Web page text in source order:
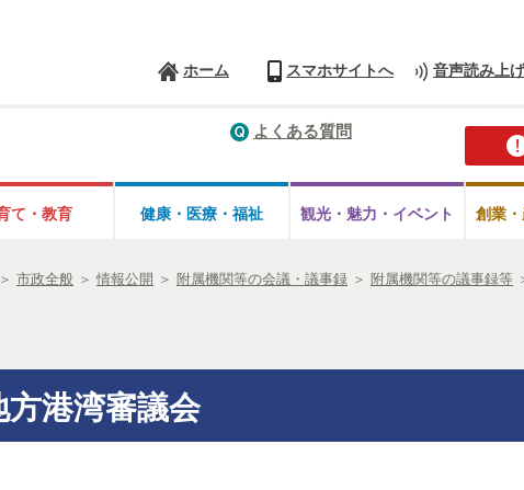
ホーム スマホサイトへ 音声読み上げ
よくある質問
て・教育 健康・医療・ 福祉 観光・魅力・ イベント 創業
＞ 市政全般 ＞ 情報公開 ＞ 附属機関等の会議・議事録 ＞ 附属機関等の議事録等
港湾審議会